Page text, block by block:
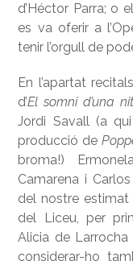
d’Héctor Parra; o
es va oferir a
tenir l’orgull de
En l’apartat
d’El somni d’una
Jordi Savall (a
producció de
broma!)
Camarena i
del nostre estimat
del Liceu, per
Alicia de
considerar-ho